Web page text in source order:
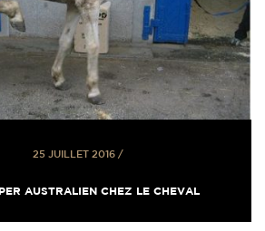
25 JUILLET 2016/
AUSTRALIEN CHEZ LE CHEVAL